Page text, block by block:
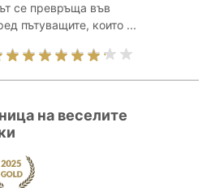
се превръща във
пътуващите, които ...
на веселите